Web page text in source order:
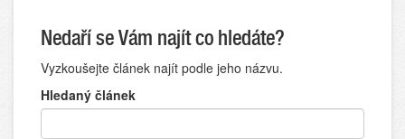
Nedaří se Vám najít co hledáte?
Vyzkoušejte článek najít podle jeho názvu.
Hledaný článek